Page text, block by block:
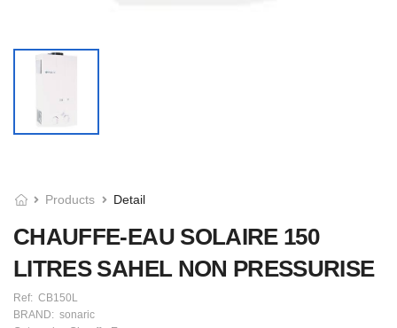
Products Detail
CHAUFFE-EAU SOLAIRE 150
LITRES SAHEL NON PRESSURISE
Ref: CB150L
BRAND: sonaric